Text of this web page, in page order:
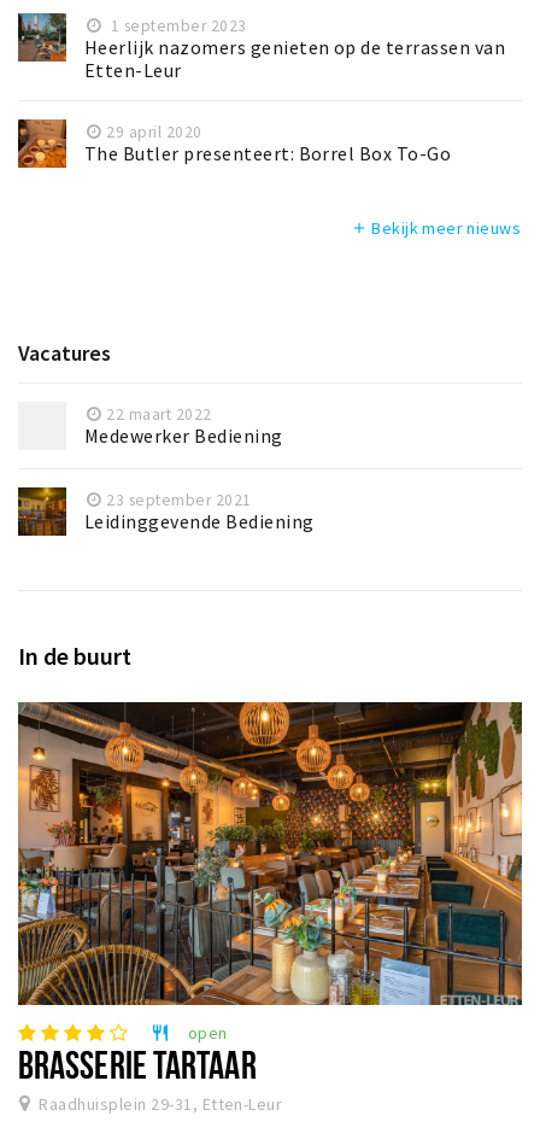
1 september 2023
Heerlijk nazomers genieten op de terrassen van
Etten-Leur
29 april 2020
The Butler presenteert: Borrel Box To-Go
add Bekijk meer nieuws
Vacatures
22 maart 2022
Medewerker Bediening
23 september 2021
Leidinggevende Bediening
In de buurt
restaurant open
BRASSERIE TARTAAR
Raadhuisplein 29-31, Etten-Leur